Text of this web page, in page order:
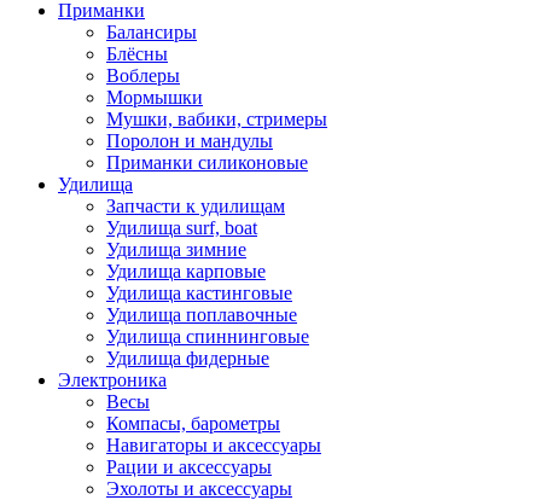
Приманки
Балансиры
Блёсны
Воблеры
Мормышки
Мушки, вабики, стримеры
Поролон и мандулы
Приманки силиконовые
Удилища
Запчасти к удилищам
Удилища surf, boat
Удилища зимние
Удилища карповые
Удилища кастинговые
Удилища поплавочные
Удилища спиннинговые
Удилища фидерные
Электроника
Весы
Компасы, барометры
Навигаторы и аксессуары
Рации и аксессуары
Эхолоты и аксессуары